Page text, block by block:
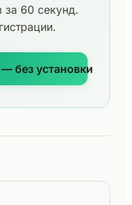
за 60 секунд.
без установки